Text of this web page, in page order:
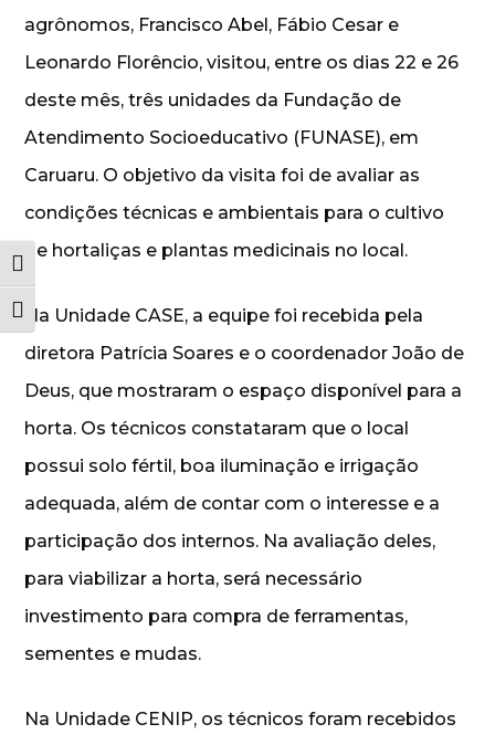
Alternar alto contraste
Alternar tamanho da fonte
agrônomos, Francisco Abel, Fábio Cesar e
Leonardo Florêncio, visitou, entre os dias 22 e 26
deste mês, três unidades da Fundação de
Atendimento Socioeducativo (FUNASE), em
Caruaru. O objetivo da visita foi de avaliar as
condições técnicas e ambientais para o cultivo
de hortaliças e plantas medicinais no local.
Na Unidade CASE, a equipe foi recebida pela
diretora Patrícia Soares e o coordenador João de
Deus, que mostraram o espaço disponível para a
horta. Os técnicos constataram que o local
possui solo fértil, boa iluminação e irrigação
adequada, além de contar com o interesse e a
participação dos internos. Na avaliação deles,
para viabilizar a horta, será necessário
investimento para compra de ferramentas,
sementes e mudas.
Na Unidade CENIP, os técnicos foram recebidos